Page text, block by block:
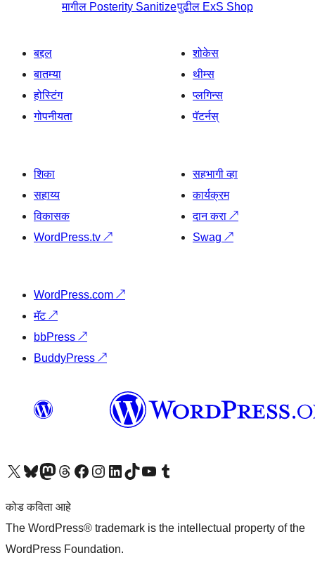
मागील Posterity Sanitizeपुढील ExS Shop
बद्दल
बातम्या
होस्टिंग
गोपनीयता
शोकेस
थीम्स
प्लगिन्स
पॅटर्नस्
शिका
सहाय्य
विकासक
WordPress.tv ↗
सहभागी व्हा
कार्यक्रम
दान करा ↗
Swag ↗
WordPress.com ↗
मॅट↗
bbPress ↗
BuddyPress ↗
आमच्या X (एक्स) (पूर्वीचे ट्विटर) खात्याला भेट द्या आमच्या ब्लूस्की खात्याला भेट द्या.आमच्या Mastodon खात्याला भेट द्या.आमच्या थ्रेड्स खात्याला भेट द्या. आमच्या फेसबुक पेजला भेट द्या आमच्या इंस्टाग्राम खात्याला भेट द्या आमच्या लिंक्डइन खात्याला भेट द्या आमच्या टिकटॉक अकाउंटला भेट द्या.आमच्या यूट्यूब चॅनेलला भेट द्या आमच्या टंबलर खात्याला भेट द्या.
कोड कविता आहे
The WordPress® trademark is the intellectual property of the
WordPress Foundation.